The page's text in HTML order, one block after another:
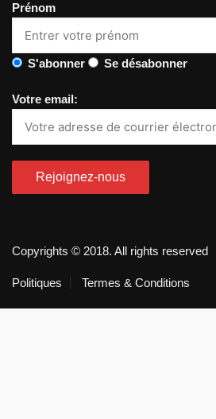
Prénom
S'abonner Se désabonner
Votre email:
Copyrights © 2018. All rights reserved
Politiques Termes & Conditions